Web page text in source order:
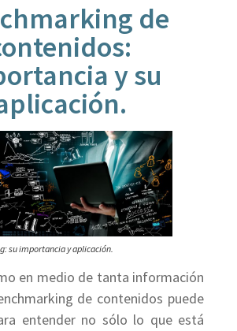
de
y su
su importancia y aplicación.
en medio de tanta información
de contenidos puede
entender no sólo lo que está